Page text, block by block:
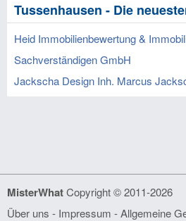
Tussenhausen - Die
Heid Immobilienbewertung &
Sachverständigen GmbH
Jackscha Design Inh. Marcus
MisterWhatCopyright © 2011-2026
Über uns - Impressum -Allgemeine